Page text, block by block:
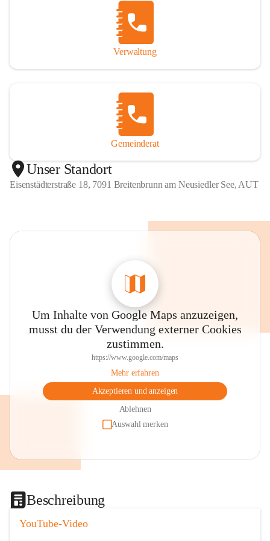
Verwaltung
Gemeinderat
Unser Standort
Eisenstädterstraße 18, 7091 Breitenbrunn am Neusiedler See, AUT
Um Inhalte von Google Maps anzuzeigen,
musst du der Verwendung externer Cookies
zustimmen.
https://www.google.com/maps
Mehr erfahren
Akzeptieren und anzeigen
Ablehnen
Auswahl merken
Beschreibung
YouTube-Video